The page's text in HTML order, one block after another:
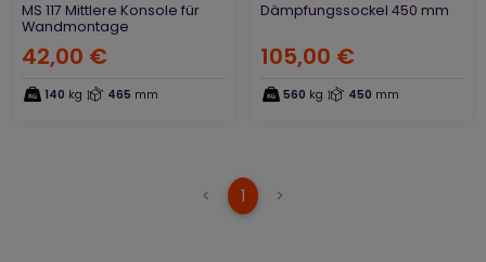
MS 117 Mittlere Konsole für
Wandmontage
42,00 €
140 kg 465 mm
Dämpfungssockel 450 mm
105,00 €
560 kg 450 mm
< 1 (current)
>